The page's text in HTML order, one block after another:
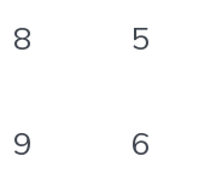
8 5
9 6